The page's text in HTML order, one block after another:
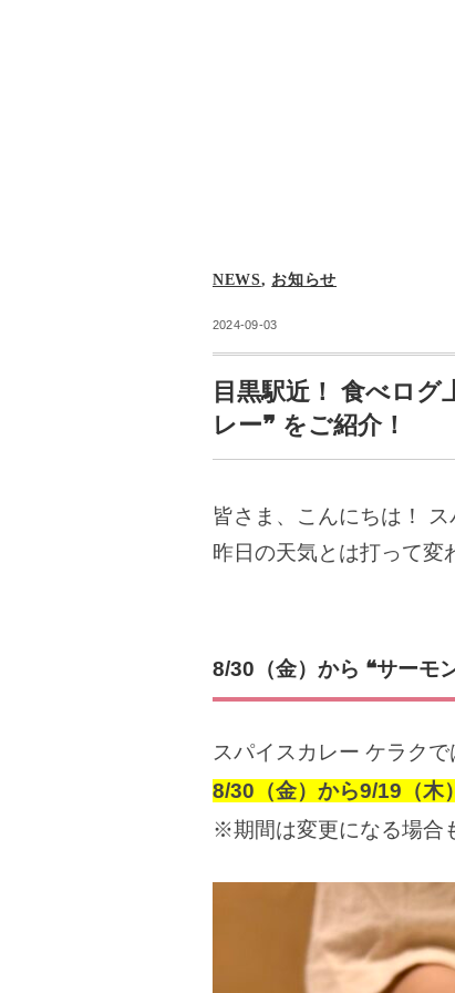
NEWS, お知らせ
2024-09-03
目黒駅近！ 食べロ
レー❞ をご紹介！
皆さま、こんにちは！
昨日の天気とは打って変
8/30 （金）から ❝サーモ
スパイスカレー ケラク
8/30（金）から9/19 （木）
※期間は変更になる場合